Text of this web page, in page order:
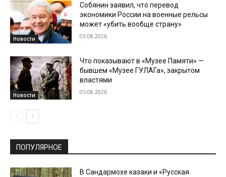
Новости
Собянин заявил, что перевод
экономики России на военные рельсы
может «убить вообще страну»
05.08.2026
Новости
Что показывают в «Музее Памяти» —
бывшем «Музее ГУЛАГа», закрытом
властями
05.08.2026
ПОПУЛЯРНОЕ
В Сандармохе казаки и «Русская